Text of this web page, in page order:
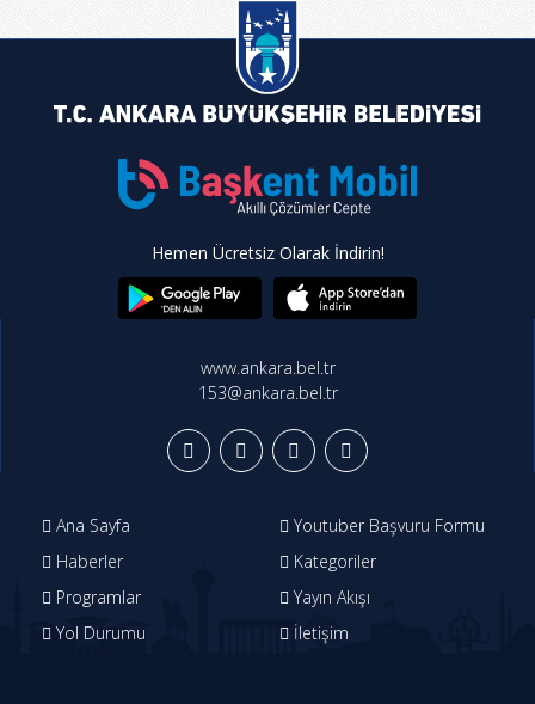
Hemen Ücretsiz Olarak İndirin!
www.ankara.bel.tr
153@ankara.bel.tr
Ana Sayfa
Youtuber Başvuru Formu
Haberler
Kategoriler
Programlar
Yayın Akışı
Yol Durumu
İletişim